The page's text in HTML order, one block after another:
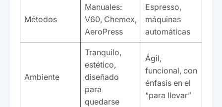
Métodos
Manuales:
V60, Chemex,
AeroPress
Espresso,
máquinas
automáticas
Ambiente
Tranquilo,
estético,
diseñado
para
quedarse
Ágil,
funcional, con
énfasis en el
“para llevar”